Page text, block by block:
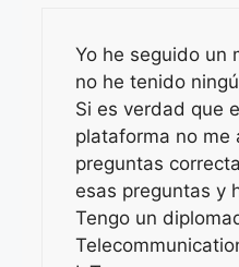
Yo he seguido un
no he tenido
Si es verdad que
plataforma no me
preguntas
esas preguntas y
Tengo un